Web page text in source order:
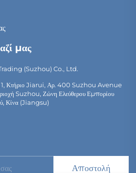
μας
(Suzhou) Co., Ltd.
1, Κτήριο Jiarui, Αρ. 400 Suzhou Avenue
Suzhou, Ζώνη Ελεύθερου Εμπορίου
Κίνα (Jiangsu)
Αποστολή